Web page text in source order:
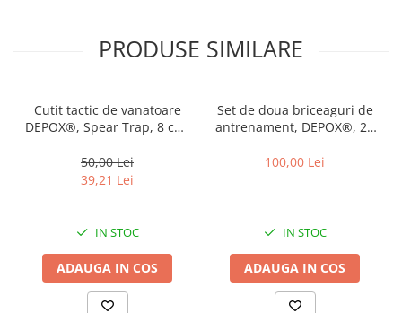
PRODUSE SIMILARE
Cutit tactic de vanatoare
DEPOX®, Spear Trap, 8 cm,
curea
50,00 Lei
39,21 Lei
IN STOC
ADAUGA IN COS
Set de doua briceaguri de
antrenament, DEPOX®, 22
100,00 Lei
IN STOC
ADAUGA IN COS